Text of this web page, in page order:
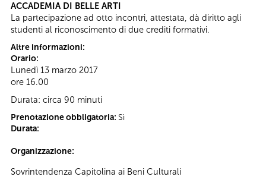
ACCADEMIA DI BELLE ARTI
La partecipazione ad otto incontri, attestata, dà diritto agli
studenti al riconoscimento di due crediti formativi.
Altre informazioni:
Orario:
Lunedì 13 marzo 2017
ore 16.00
Durata: circa 90 minuti
Prenotazione obbligatoria: Sì
Durata:
Organizzazione:
Sovrintendenza Capitolina ai Beni Culturali